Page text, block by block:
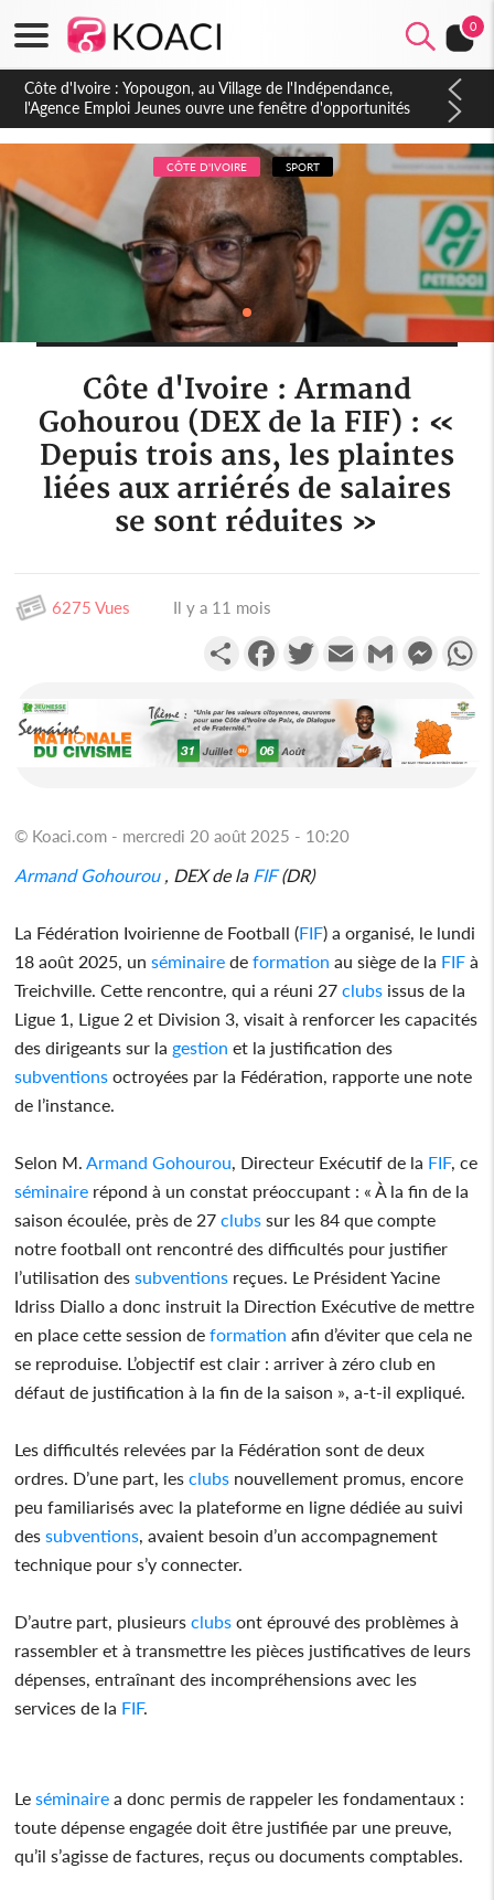
0
Côte d'Ivoire : CHU de Treichville, après la fronde, les agents
contractuels obtiennent un accord avec la direction sur les
arriérés du SMIG 2023
CÔTE D'IVOIRE SPORT
Côte d'Ivoire : Armand
Gohourou (DEX de la FIF) : «
Depuis trois ans, les plaintes
liées aux arriérés de salaires
se sont réduites »
6275 Vues Il y a 11 mois
PartagerFacebookTwitterEmail Gmail
© Koaci.com - mercredi 20 août 2025 - 10:20
Armand Gohourou, DEX de la FIF(DR)
La Fédération Ivoirienne de Football (FIF) a organisé, le lundi
18 août 2025, unséminaire deformation au siège de la FIF à
Treichville. Cette rencontre, qui a réuni 27clubs issus de la
Ligue 1, Ligue 2 et Division 3, visait à renforcer les capacités
des dirigeants sur la gestion et la justification des
subventions octroyées par la Fédération, rapporte une note
de l’instance.
Selon M.Armand Gohourou, Directeur Exécutif de la FIF, ce
séminaire répond à un constat préoccupant : « À la fin de la
saison écoulée, près de 27clubs sur les 84 que compte
notre football ont rencontré des difficultés pour justifier
l’utilisation dessubventions reçues. Le Président Yacine
Idriss Diallo a donc instruit la Direction Exécutive de mettre
en place cette session deformation afin d’éviter que cela ne
se reproduise. L’objectif est clair : arriver à zéro club en
défaut de justification à la fin de la saison », a-t-il expliqué.
Les difficultés relevées par la Fédération sont de deux
ordres. D’une part, lesclubs nouvellement promus, encore
peu familiarisés avec la plateforme en ligne dédiée au suivi
dessubventions, avaient besoin d’un accompagnement
technique pour s’y connecter.
D’autre part, plusieursclubs ont éprouvé des problèmes à
rassembler et à transmettre les pièces justificatives de leurs
dépenses, entraînant des incompréhensions avec les
services de la FIF.
Leséminaire a donc permis de rappeler les fondamentaux :
toute dépense engagée doit être justifiée par une preuve,
qu’il s’agisse de factures, reçus ou documents comptables.